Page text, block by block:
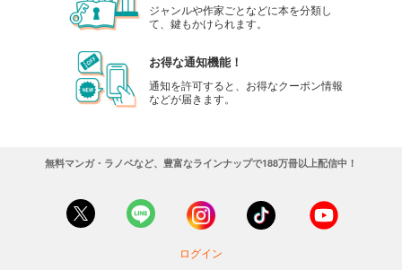
ジャンルや作家ごとなどに本を分類し
て、鍵もかけられます。
お得な通知機能！
通知を許可すると、お得なクーポン情報
などが届きます。
無料マンガ・ラノベなど、豊富なラインナップで188万冊以上配信中！
ログイン